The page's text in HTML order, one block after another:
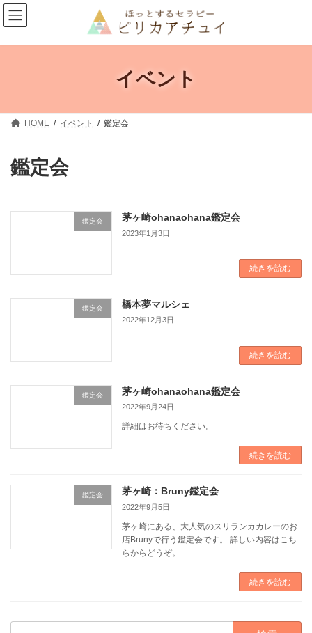
コ
ン
テ
ン
ナ
ビ
ゲ
ー
イベント
HOME イベント 鑑定会
鑑定会
鑑定会 茅ヶ崎ohanaohana鑑定会
2023年1月3日
続きを読む
鑑定会 橋本夢マルシェ
2022年12月3日
続きを読む
鑑定会 茅ヶ崎ohanaohana鑑定会
2022年9月24日
詳細はお待ちください。
続きを読む
鑑定会 茅ヶ崎：Bruny鑑定会
2022年9月5日
茅ヶ崎にある、大人気のスリランカカレーのお
店Brunyで行う鑑定会です。 詳しい内容はこち
らからどうぞ。
続きを読む
検